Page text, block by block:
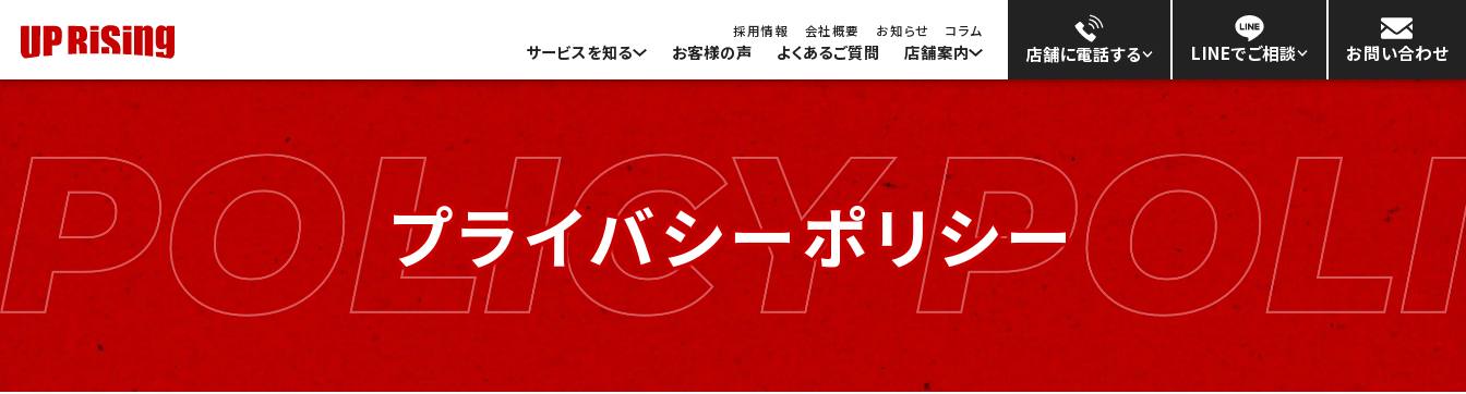
採用情報 会社概要 お知らせ コラム
サービスを知る お客様の声 よくあるご質問 店舗案内 店舗に電話する LINEでご相談 お問い合わせ
中古タイヤ・ホイール
アウトレットタイヤ・ホイール
新品タイヤ・ホイール
タイヤ・ホイールを売りたい
タイヤ・ホイールを預けたい
オイル・フィルター・バッテリー
ワイパーを交換したい
アルミホイールを修理したい
車検を受けたい
宇都宮店のみ対応可
法人の方
太田店
028-663-0808
【営業時間】9:30～18:00(最終受付17:30)
【休日】不定休/年末年始
太田店
0276-361-800
【営業時間】9:30～18:00(最終受付17:30)
【休日】不定休/年末年始
宇都宮本店 太田店
LINEでご相談
プライバシーポリシー